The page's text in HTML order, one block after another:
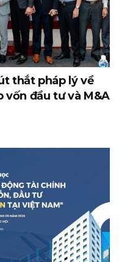
thắt pháp lý về
vốn đầu tư và M&A